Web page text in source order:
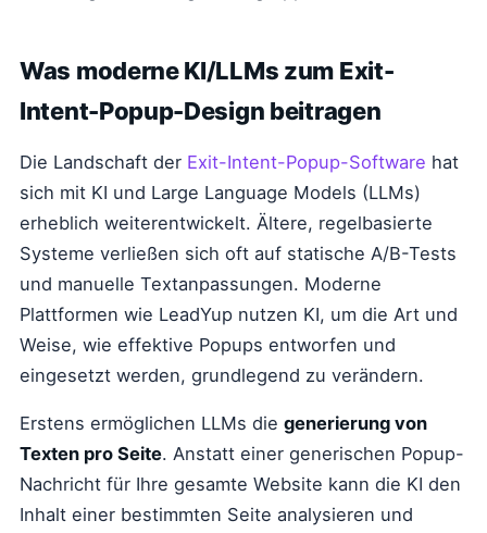
Was moderne KI/LLMs zum Exit-
Intent-Popup-Design beitragen
Die Landschaft der Exit-Intent-Popup-Software hat
sich mit KI und Large Language Models (LLMs)
erheblich weiterentwickelt. Ältere, regelbasierte
Systeme verließen sich oft auf statische A/B-Tests
und manuelle Textanpassungen. Moderne
Plattformen wie LeadYup nutzen KI, um die Art und
Weise, wie effektive Popups entworfen und
eingesetzt werden, grundlegend zu verändern.
Erstens ermöglichen LLMs die generierung von
Texten pro Seite. Anstatt einer generischen Popup-
Nachricht für Ihre gesamte Website kann die KI den
Inhalt einer bestimmten Seite analysieren und